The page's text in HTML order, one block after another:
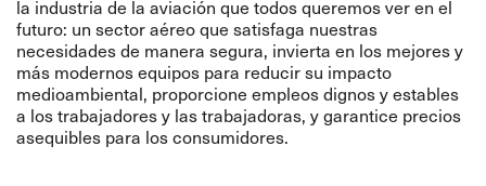
la industria de la aviación que todos queremos ver en el
futuro: un sector aéreo que satisfaga nuestras
necesidades de manera segura, invierta en los mejores y
más modernos equipos para reducir su impacto
medioambiental, proporcione empleos dignos y estables
a los trabajadores y las trabajadoras, y garantice precios
asequibles para los consumidores.